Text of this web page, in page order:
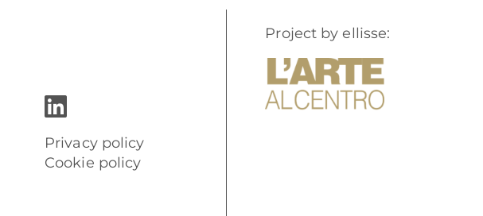
Privacy policy
Cookie policy
Project by ellisse: